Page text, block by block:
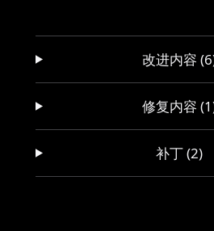
改进内容
修复内容
补丁 (2)